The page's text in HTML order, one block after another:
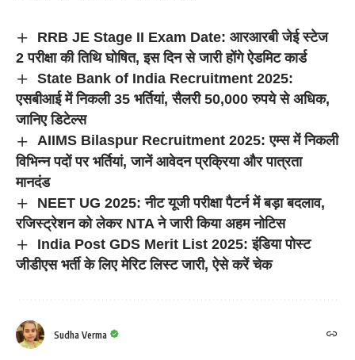
RRB JE Stage II Exam Date: आरआरबी जेई स्टेज
2 परीक्षा की तिथि घोषित, इस दिन से जारी होंगे ऐडमिट कार्ड
State Bank of India Recruitment 2025:
एसबीआई में निकली 35 भर्तियां, सैलरी 50,000 रुपये से अधिक,
जानिए डिटेल्स
AIIMS Bilaspur Recruitment 2025: एम्स में निकली
विभिन्न पदों पर भर्तियां, जानें आवेदन प्रक्रिया और पात्रता
मानदंड
NEET UG 2025: नीट यूजी परीक्षा पैटर्न में बड़ा बदलाव,
रजिस्ट्रेशन को लेकर NTA ने जारी किया अहम नोटिस
India Post GDS Merit List 2025: इंडिया पोस्ट
जीडीएस भर्ती के लिए मेरिट लिस्ट जारी, ऐसे करें चेक
Sudha Verma